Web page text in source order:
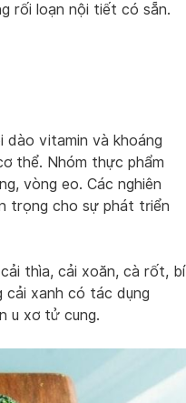
rối loạn nội tiết có sẵn.
dào vitamin và khoáng
thể. Nhóm thực phẩm
vòng eo. Các nghiên
trọng cho sự phát triển
thìa, cải xoăn, cà rốt, bí
cải xanh có tác dụng
u xơ tử cung.